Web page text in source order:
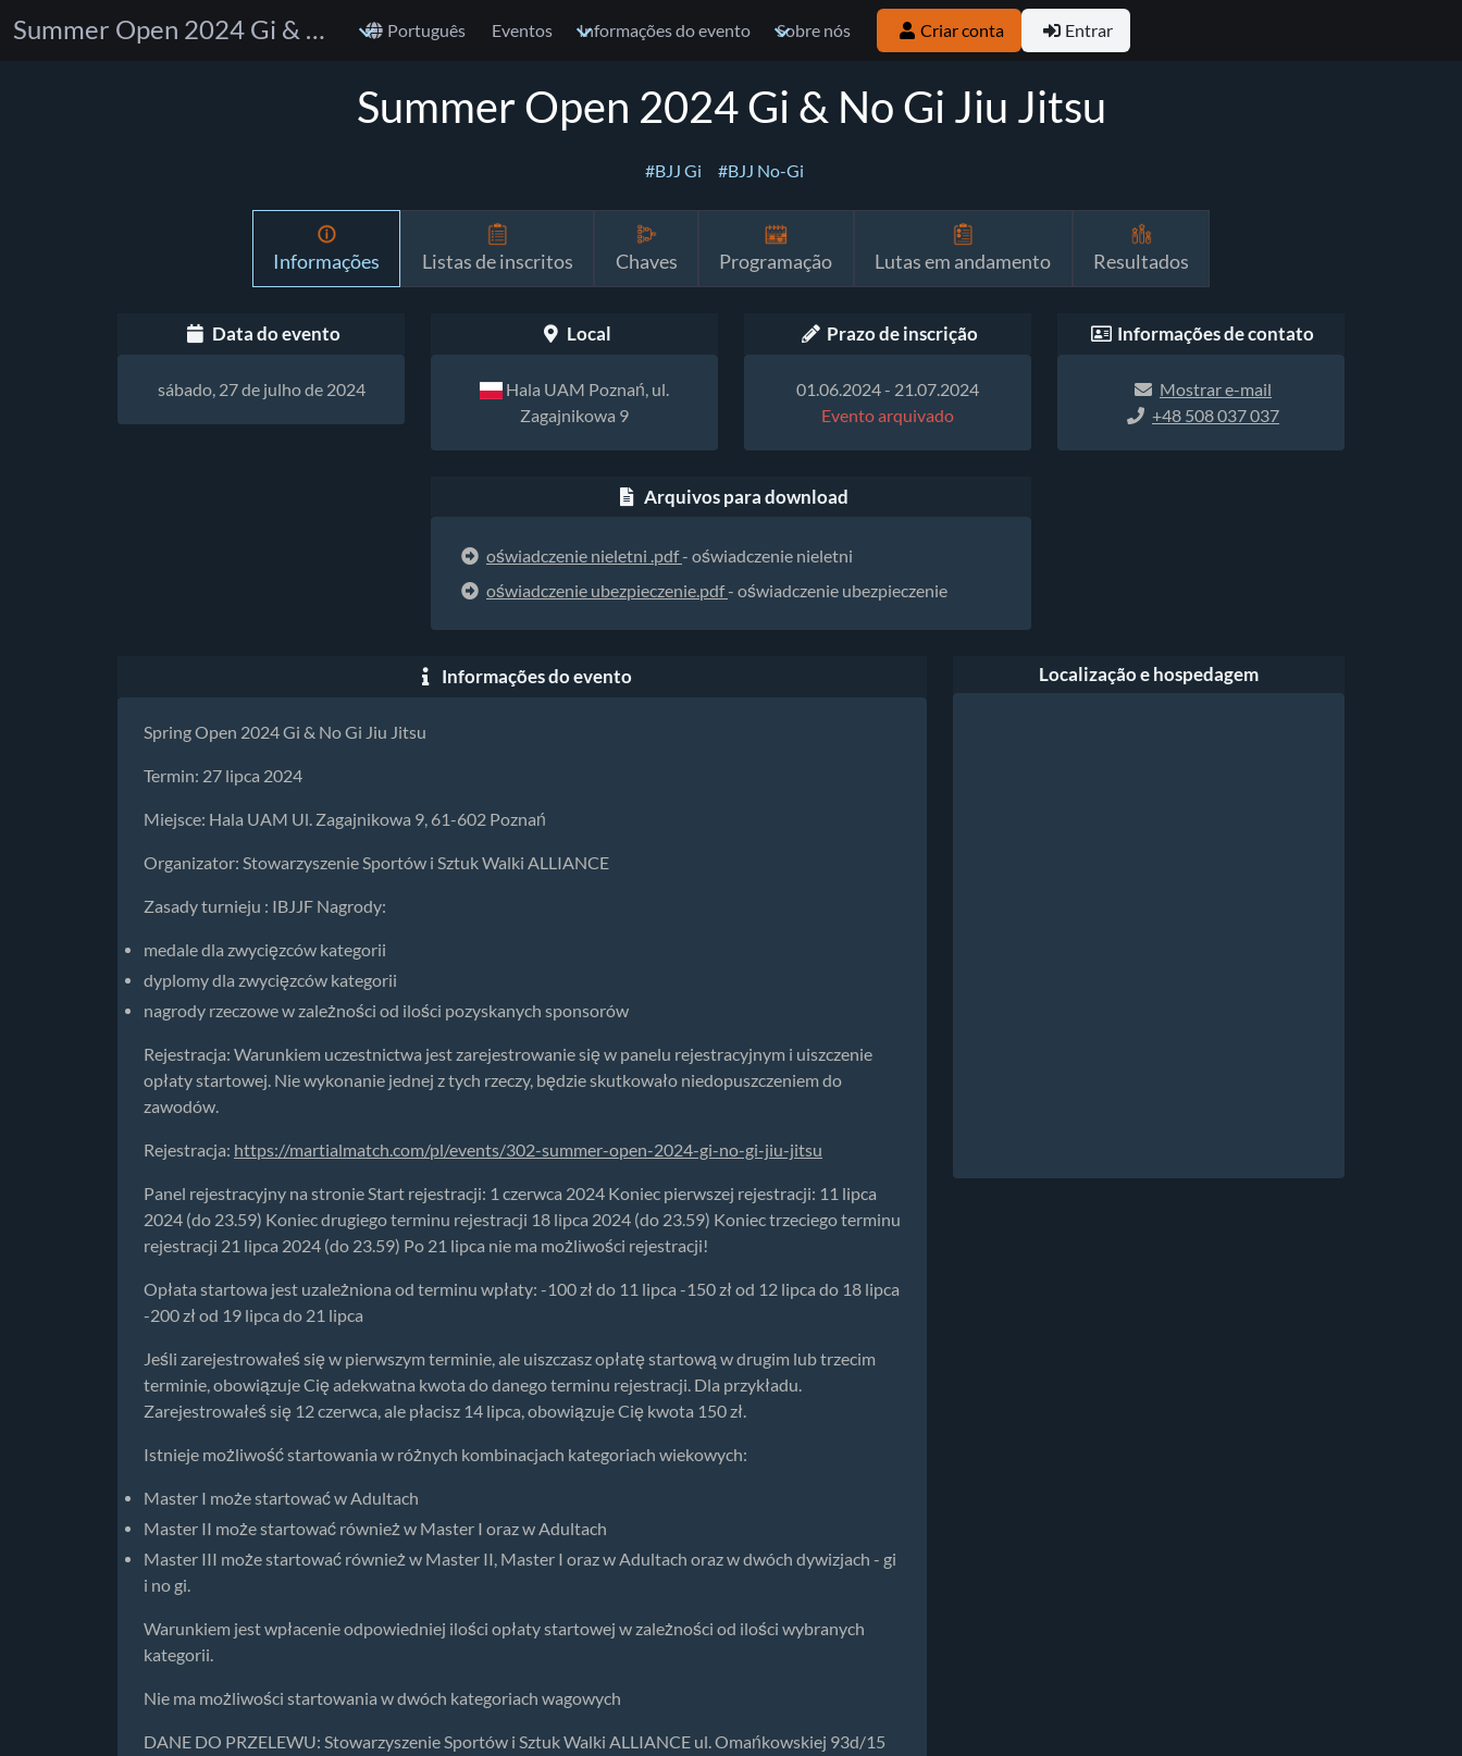
Summer Open 2024 Gi & No Gi Jiu Jitsu Português Eventos Informações do evento Sobre nós Criar conta Entrar
Summer Open 2024 Gi & No Gi Jiu Jitsu
#BJJ Gi #BJJ No-Gi
Informações Listas de inscritos Chaves Programação Lutas em andamento Resultados
Data do evento
sábado, 27 de julho de 2024
Local
Hala UAM Poznań, ul.
Zagajnikowa 9
Prazo de inscrição
01.06.2024 - 21.07.2024
Evento arquivado
Informações de contato
Mostrar e-mail
+48 508 037 037
Arquivos para download
oświadczenie nieletni .pdf- oświadczenie nieletni
oświadczenie ubezpieczenie.pdf- oświadczenie ubezpieczenie
Informações do evento
Spring Open 2024 Gi & No Gi Jiu Jitsu
Termin: 27 lipca 2024
Miejsce: Hala UAM Ul. Zagajnikowa 9, 61-602 Poznań
Organizator: Stowarzyszenie Sportów i Sztuk Walki ALLIANCE
Zasady turnieju : IBJJF Nagrody:
medale dla zwycięzców kategorii
dyplomy dla zwycięzców kategorii
nagrody rzeczowe w zależności od ilości pozyskanych sponsorów
Rejestracja: Warunkiem uczestnictwa jest zarejestrowanie się w panelu rejestracyjnym i uiszczenie
opłaty startowej. Nie wykonanie jednej z tych rzeczy, będzie skutkowało niedopuszczeniem do
zawodów.
Rejestracja: https://martialmatch.com/pl/events/302-summer-open-2024-gi-no-gi-jiu-jitsu
Panel rejestracyjny na stronie Start rejestracji: 1 czerwca 2024 Koniec pierwszej rejestracji: 11 lipca
2024 (do 23.59) Koniec drugiego terminu rejestracji 18 lipca 2024 (do 23.59) Koniec trzeciego terminu
rejestracji 21 lipca 2024 (do 23.59) Po 21 lipca nie ma możliwości rejestracji!
Opłata startowa jest uzależniona od terminu wpłaty: -100 zł do 11 lipca -150 zł od 12 lipca do 18 lipca
-200 zł od 19 lipca do 21 lipca
Jeśli zarejestrowałeś się w pierwszym terminie, ale uiszczasz opłatę startową w drugim lub trzecim
terminie, obowiązuje Cię adekwatna kwota do danego terminu rejestracji. Dla przykładu.
Zarejestrowałeś się 12 czerwca, ale płacisz 14 lipca, obowiązuje Cię kwota 150 zł.
Istnieje możliwość startowania w różnych kombinacjach kategoriach wiekowych:
Master I może startować w Adultach
Master II może startować również w Master I oraz w Adultach
Master III może startować również w Master II, Master I oraz w Adultach oraz w dwóch dywizjach - gi
i no gi.
Warunkiem jest wpłacenie odpowiedniej ilości opłaty startowej w zależności od ilości wybranych
kategorii.
Nie ma możliwości startowania w dwóch kategoriach wagowych
DANE DO PRZELEWU: Stowarzyszenie Sportów i Sztuk Walki ALLIANCE ul. Omańkowskiej 93d/15
Localização e hospedagem